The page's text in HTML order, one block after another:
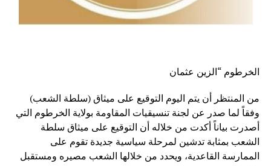
الخرطوم “الزين عثمان
من المنتظر أن يتم اليوم التوقيع على ميثاق (سلطة الشعب)
وفقاً لما صدر عن لجنة تنسيقيات المقاومة بولاية الخرطوم التي
أصدرت بياناً أكدت من خلاله أن التوقيع على ميثاق سلطة
الشعب بمثابة تدشين لمرحلة سياسية جديدة تقوم على
الممارسة القاعدية، ويحدد من خلالها الشعب مصيره ومستقبل